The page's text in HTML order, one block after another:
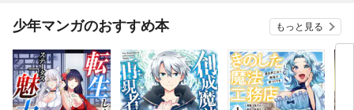
『ざまぁ！』します！
少年マンガのおすすめ本 もっと見る